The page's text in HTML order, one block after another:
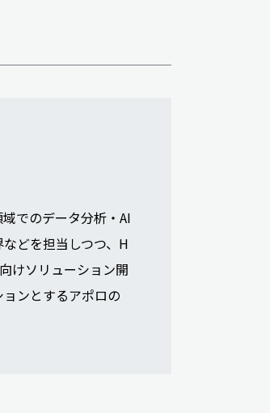
でのデータ分析・AI
どを担当しつつ、H
けソリューション開
ンとするアポロの